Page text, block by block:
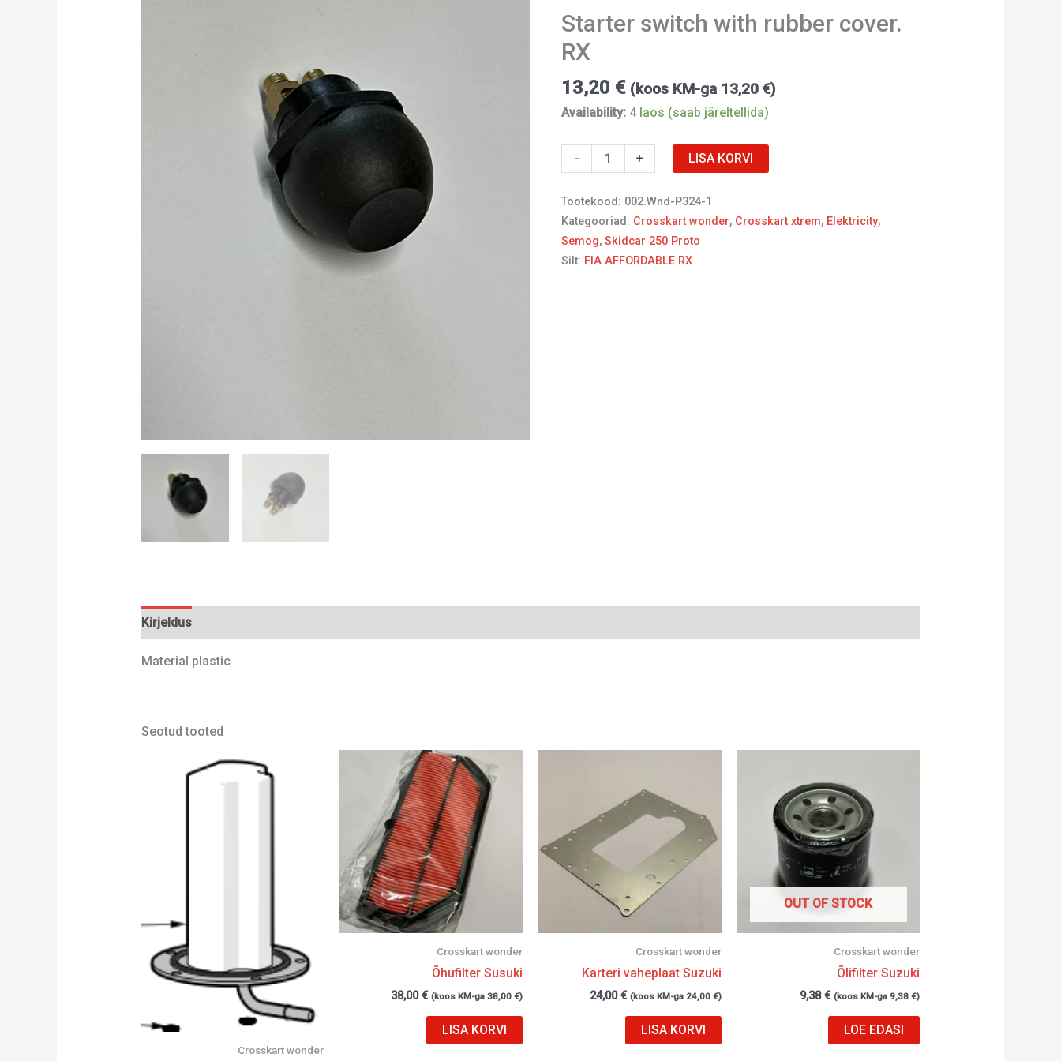
Starter switch with rubber cover.
RX
13,20 € (koos KM-ga 13,20€)
Availability: 4 laos (saab järeltellida)
-
RX
kogus
+ LISA KORVI
Tootekood: 002.Wnd-P324-1
Kategooriad: Crosskart wonder, Crosskart xtrem, Elektricity,
Semog,Skidcar 250 Proto
Silt: FIA AFFORDABLE RX
Kirjeldus
Material plastic
Seotud tooted
Crosskart wonder
Crosskart wonder
Õhufilter Susuki
38,00€ (koos KM-ga 38,00 €)
LISA KORVI
Crosskart wonder
Karteri vaheplaat Suzuki
24,00€ (koos KM-ga 24,00 €)
LISA KORVI
OUT OF STOCK
Crosskart wonder
Õlifilter Suzuki
9,38€ (koos KM-ga9,38€)
LOE EDASI